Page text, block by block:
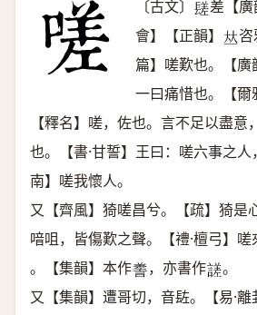
〔古文〕 𨲠 差【
會】【正韻】 𠀤
篇】嗟歎也。【廣
一曰痛惜也。【爾
【釋名】嗟，佐也。言不足以盡意
也。【書·甘誓】王曰：嗟六事之人
南】嗟我懷人。
又【齊風】猗嗟昌兮。【疏】猗是
喑咀，皆傷歎之聲。【禮·檀弓】
。【集韻】本作𧪰 ，亦書作𧪘 。
又【集韻】遭哥切，音䦈。【易·